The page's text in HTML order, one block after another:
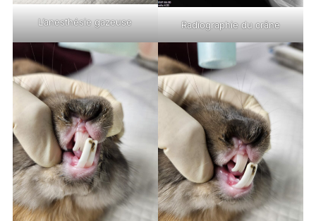
L’anesthésie gazeuse Radiographie du crâne